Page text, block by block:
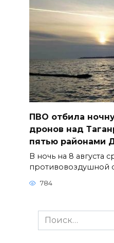
ПВО отбила
дронов над
пятью районами
В ночь на 8 августа
противовоздушной
784
Search
for: